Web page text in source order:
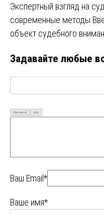
Экспертный взгляд на
современные методы
объект судебного
Задавайте любые
Визуально Код
Ваш Email*
Ваше имя*